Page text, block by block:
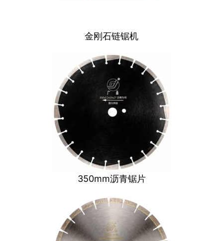
金刚石链锯机
350mm沥青锯片